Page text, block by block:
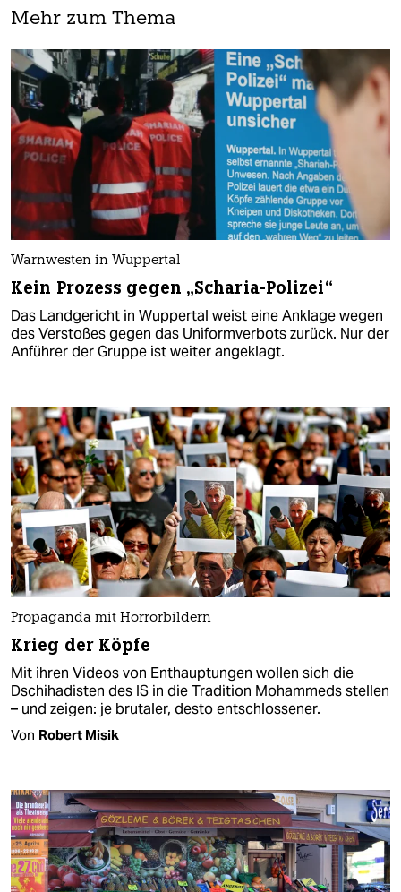
Mehr zum Thema
Warnwesten in Wuppertal
Kein Prozess gegen „Scharia-Polizei“
Das Landgericht in Wuppertal weist eine Anklage wegen
des Verstoßes gegen das Uniformverbots zurück. Nur der
Anführer der Gruppe ist weiter angeklagt.
Propaganda mit Horrorbildern
Krieg der Köpfe
Mit ihren Videos von Enthauptungen wollen sich die
Dschihadisten des IS in die Tradition Mohammeds stellen
– und zeigen: je brutaler, desto entschlossener.
Von Robert Misik